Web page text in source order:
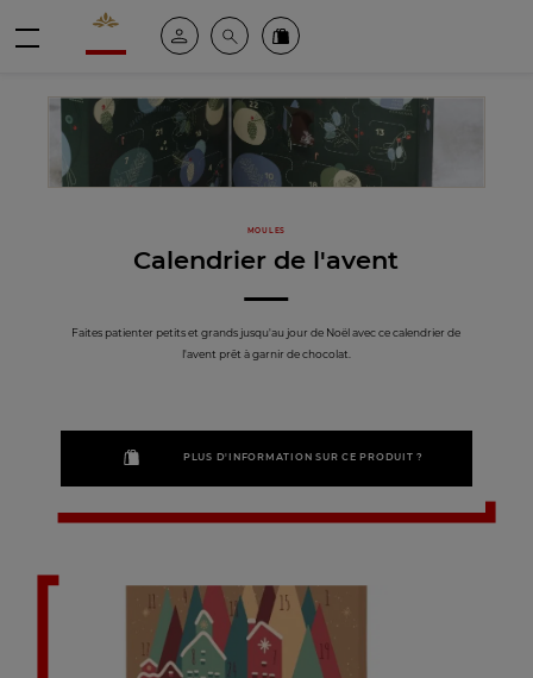
Valrhona - Imaginons le meilleur du chocolat
Espace clientRechercheCommandez en ligne
MOULES
Calendrier de l'avent
Faites patienter petits et grands jusqu'au jour de Noël avec ce calendrier de
l'avent prêt à garnir de chocolat.
PLUS D'INFORMATION SUR CE PRODUIT ?